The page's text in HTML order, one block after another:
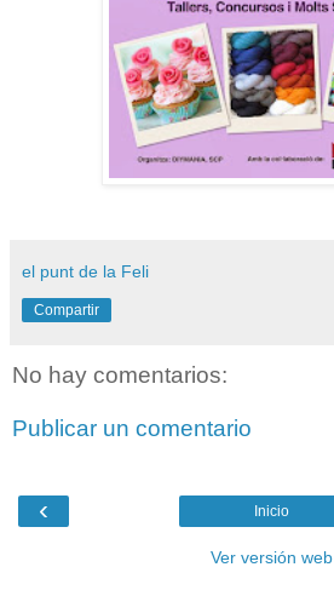
el punt de la Feli
Compartir
No hay comentarios:
Publicar un comentario
‹ Inicio
Ver versión web